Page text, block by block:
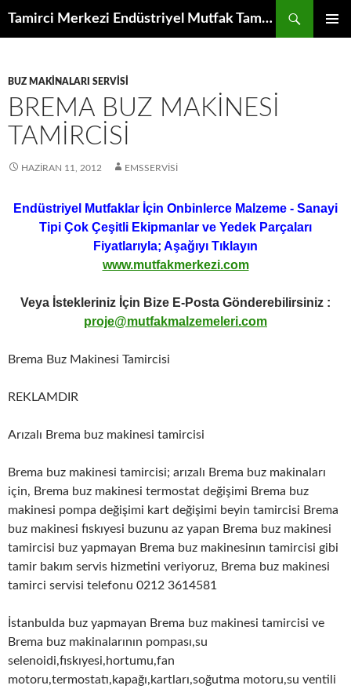
Tamirci Merkezi Endüstriyel Mutfak Tamiri Periyodik Bakımı Servisi
BUZ MAKINALARI SERVISI
BREMA BUZ MAKINESI
TAMIRCISI
HAZIRAN 11, 2012 EMSSERVISI
Endüstriyel Mutfaklar İçin Onbinlerce Malzeme - Sanayi
Tipi Çok Çeşitli Ekipmanlar ve Yedek Parçaları
Fiyatlarıyla; Aşağıyı Tıklayın
www.mutfakmerkezi.com
Veya İstekleriniz İçin Bize E-Posta Gönderebilirsiniz :
proje@mutfakmalzemeleri.com
Brema Buz Makinesi Tamircisi
REKLAMDIR
Arızalı Brema buz makinesi tamircisi
Brema buz makinesi tamircisi; arızalı Brema buz makinaları
için, Brema buz makinesi termostat değişimi Brema buz
makinesi pompa değişimi kart değişimi beyin tamircisi Brema
buz makinesi fıskıyesi buzunu az yapan Brema buz makinesi
tamircisi buz yapmayan Brema buz makinesinın tamircisi gibi
tamir bakım servis hizmetini veriyoruz, Brema buz makinesi
tamirci servisi telefonu 0212 3614581
İstanbulda buz yapmayan Brema buz makinesi tamircisi ve
Brema buz makinalarının pompası,su
selenoidi,fıskıyesi,hortumu,fan
motoru,termostatı,kapağı,kartları,soğutma motoru,su ventili